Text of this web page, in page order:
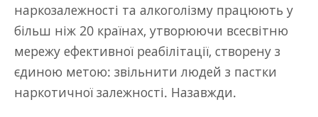
наркозалежності та алкоголізму працюють у
більш ніж 20 країнах, утворюючи всесвітню
мережу ефективної реабілітації, створену з
єдиною метою: звільнити людей з пастки
наркотичної залежності. Назавжди.